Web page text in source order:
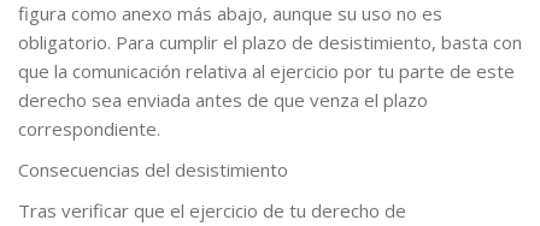
figura como anexo más abajo, aunque su uso no es
obligatorio. Para cumplir el plazo de desistimiento, basta con
que la comunicación relativa al ejercicio por tu parte de este
derecho sea enviada antes de que venza el plazo
correspondiente.
Consecuencias del desistimiento
Tras verificar que el ejercicio de tu derecho de